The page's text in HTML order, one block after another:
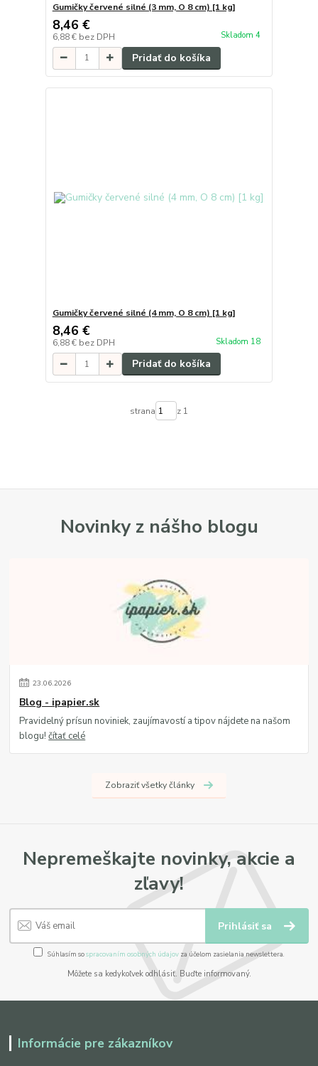
Gumičky červené silné (3 mm, O 8 cm) [1 kg]
8,46 €
6,88 € bez DPH Skladom 4
Pridať do košíka
Gumičky červené silné (4 mm, O 8 cm) [1 kg]
8,46 €
6,88 € bez DPH Skladom 18
Pridať do košíka
strana z 1
Novinky z nášho blogu
23.06.2026
Blog - ipapier.sk
Pravidelný prísun noviniek, zaujímavostí a tipov nájdete na našom
blogu!čítať celé
Zobraziť všetky články
Nepremeškajte novinky, akcie a
zľavy!
Prihlásiť sa
Súhlasím sospracovaním osobných údajov za účelom zasielania newslettera.
Môžete sa kedykoľvek odhlásiť. Buďte informovaný.
Informácie pre zákazníkov